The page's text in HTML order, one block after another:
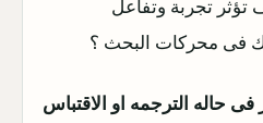
تجربة وتفاعل
فى محركات البحث ؟
حاله الترجمه او الاقتباس